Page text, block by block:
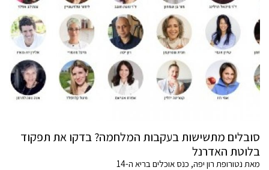
סובלים מתשישות בעקבות המלחמה? בדקו את תפקוד
בלוטת האדרנל
מאת נטורופת רון יפה, כנס אוכלים בריא ה-14